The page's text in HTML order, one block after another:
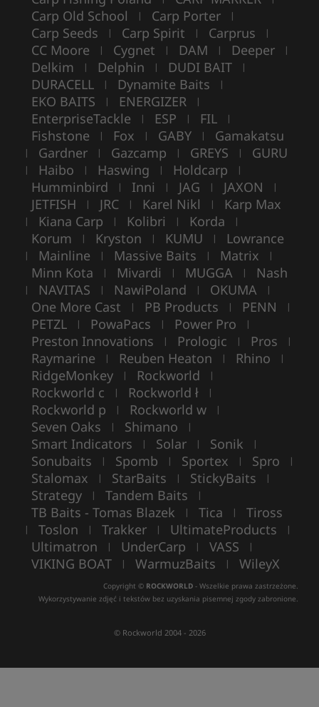
Carp Old School | Carp Porter |
Carp Seeds | Carp Spirit | Carprus |
CC Moore | Cygnet | DAM | Deeper |
Delkim | Delphin | DUDI BAIT |
DURACELL | Dynamite Baits |
EKO BAITS | ENERGIZER |
EnterpriseTackle | ESP | FIL |
Fishstone | Fox | GABY | Gamakatsu
| Gardner | Gazcamp | GREYS | GURU
| Haibo | Haswing | Holdcarp |
Humminbird | Inni | JAG | JAXON |
JETFISH | JRC | Karel Nikl | Karp Max
| Kiana Carp | Kolibri | Korda |
Korum | Kryston | KUMU | Lowrance
| Mainline | Massive Baits | Matrix |
Minn Kota | Mivardi | MUGGA | Nash
| NAVITAS | NawiPoland | OKUMA |
One More Cast | PB Products | PENN |
PETZL | PowaPacs | Power Pro |
Preston Innovations | Prologic | Pros |
Raymarine | Reuben Heaton | Rhino |
RidgeMonkey | Rockworld |
Rockworld c | Rockworld ł |
Rockworld p | Rockworld w |
Seven Oaks | Shimano |
Smart Indicators | Solar | Sonik |
Sonubaits | Spomb | Sportex | Spro |
Stalomax | StarBaits | StickyBaits |
Strategy | Tandem Baits |
TB Baits - Tomas Blazek | Tica | Tiross
| Toslon | Trakker | UltimateProducts |
Ultimatron | UnderCarp | VASS |
VIKING BOAT | WarmuzBaits | WileyX
Copyright © ROCKWORLD - Wszelkie prawa zastrzeżone.
Wykorzystywanie zdjęć i tekstów bez uzyskania pisemnej zgody zabronione.
© Rockworld 2004 - 2026